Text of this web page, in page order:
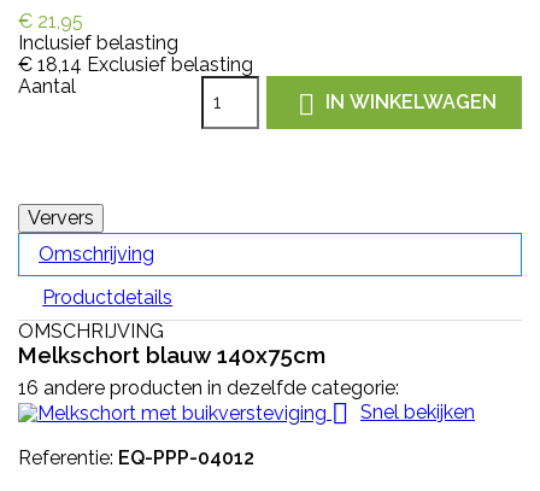
€ 21,95
Inclusief belasting
€ 18,14 Exclusief belasting
Aantal
 IN WINKELWAGEN
Omschrijving
Productdetails
OMSCHRIJVING
Melkschort blauw 140x75cm
16 andere producten in dezelfde categorie:
 Snel bekijken
Referentie: EQ-PPP-04012